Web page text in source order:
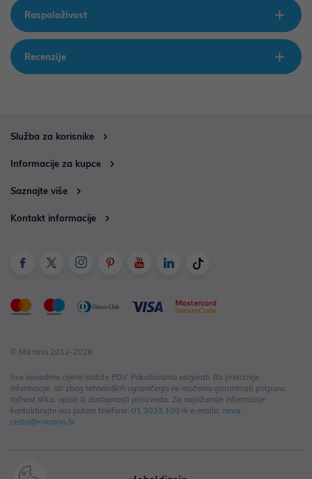
Raspoloživost
Recenzije
Služba za korisnike
Informacije za kupce
Saznajte više
Kontakt informacije
© Mikronis 2012-2026
Sve navedene cijene sadrže PDV. Pokušavamo osigurati što preciznije
informacije, ali zbog tehnoloških ograničenja ne možemo garantirati potpunu
točnost slika, opisa ili dostupnosti proizvoda. Za najažurnije informacije
kontaktirajte nas putem telefona: 01 3033 100 ili e-maila: nova-
cesta@mikronis.hr.